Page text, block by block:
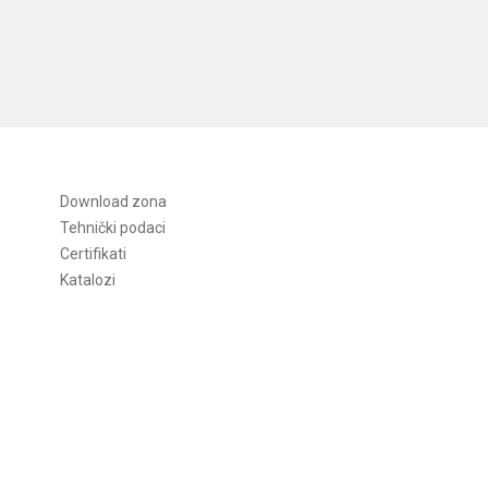
Download zona
Tehnički podaci
Certifikati
Katalozi